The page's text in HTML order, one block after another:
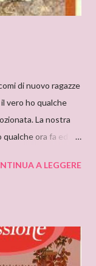
di nuovo ragazze
vero ho qualche
La nostra
ora fa ed io,
strana e
a trovare mia
lei teneva nel
A LEGGERE